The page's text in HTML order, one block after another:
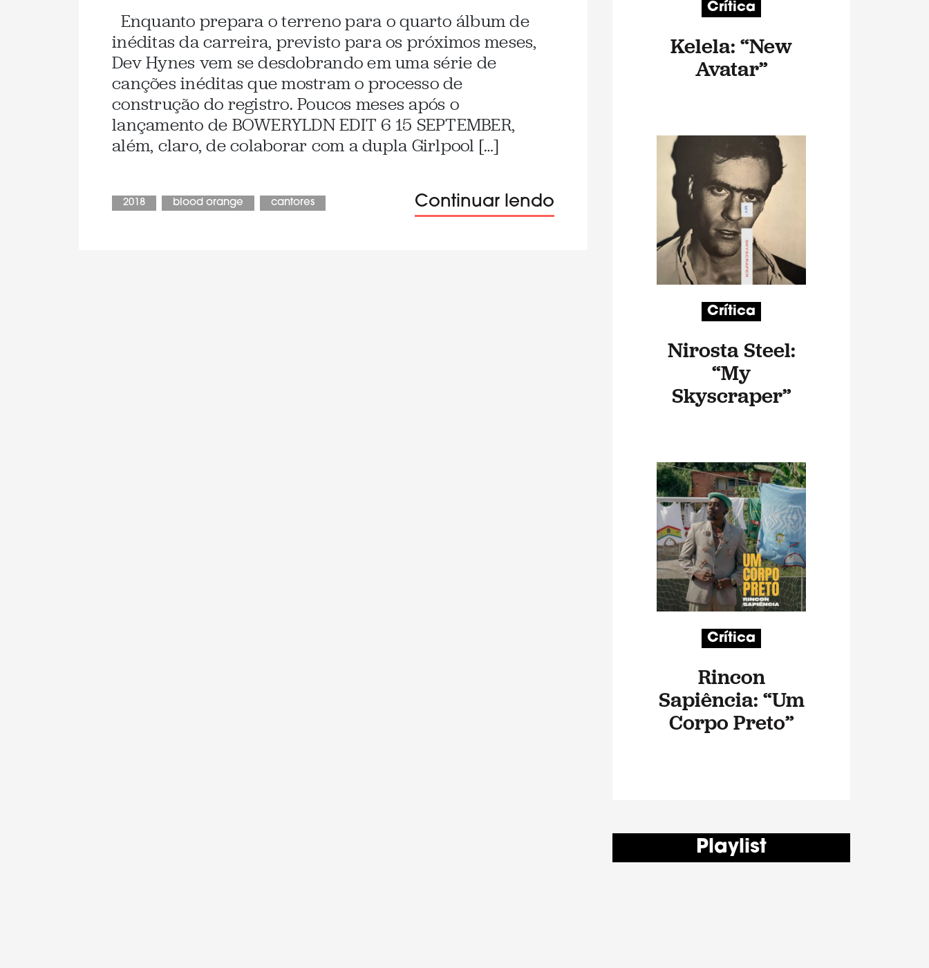
Enquanto prepara o terreno para o quarto álbum de
inéditas da carreira, previsto para os próximos meses,
Dev Hynes vem se desdobrando em uma série de
canções inéditas que mostram o processo de
construção do registro. Poucos meses após o
lançamento de BOWERYLDN EDIT 6 15 SEPTEMBER,
além, claro, de colaborar com a dupla Girlpool […]
2018 blood orange cantores Continuar lendo
Crítica
Kelela: “New
Avatar”
Crítica
Nirosta Steel:
“My
Skyscraper”
Crítica
Rincon
Sapiência: “Um
Corpo Preto”
Playlist